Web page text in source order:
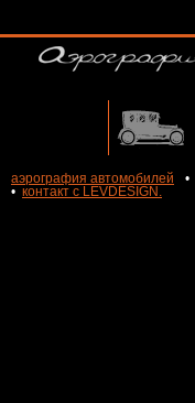
аэрография автомобилей •
• контакт с LEVDESIGN.